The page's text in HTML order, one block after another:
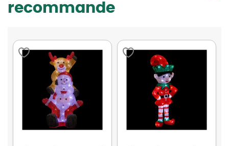
recommande